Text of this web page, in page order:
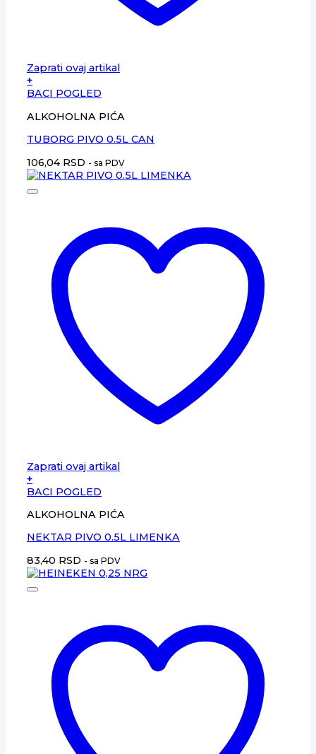
Zaprati ovaj artikal
+
BACI POGLED
ALKOHOLNA PIĆA
TUBORG PIVO 0.5L CAN
106,04 RSD - sa PDV
Zaprati ovaj artikal
+
BACI POGLED
ALKOHOLNA PIĆA
NEKTAR PIVO 0.5L LIMENKA
83,40 RSD - sa PDV